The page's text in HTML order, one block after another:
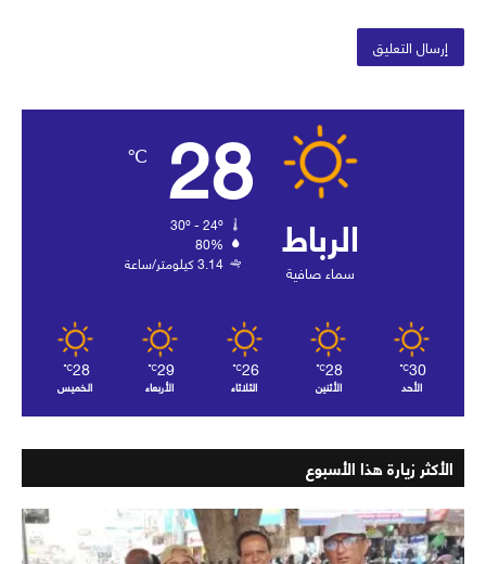
الرباط
سماء صافية
28
℃
80%
3.14 كيلومتر/ساعة
30
℃
الأحد
28
℃
الأثنين
26
℃
الثلاثاء
29
℃
الأربعاء
28
℃
الخميس
الأكثر زيارة هذا الأسبوع